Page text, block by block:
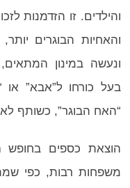
והילדים. זו הזדמנות
והאחיות הבוגרים
ונעשה במינון
בעל כורחו ל”אבא”
“האח הבוגר”, כשותף
הוצאת כספים בחופש
משפחות רבות, כפי